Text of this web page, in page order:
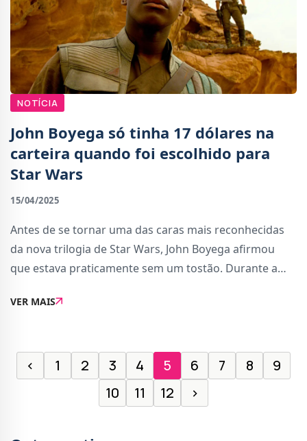
NOTÍCIA
John Boyega só tinha 17 dólares na
carteira quando foi escolhido para
Star Wars
15/04/2025
Antes de se tornar uma das caras mais reconhecidas
da nova trilogia de Star Wars, John Boyega afirmou
que estava praticamente sem um tostão. Durante a
Entertainment Expo, o ator contou que, quando
VER MAIS
‹ 1 2 3 4 5 6 7 8
9
10
11 12 ›